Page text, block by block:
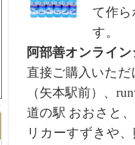
て作
す。
阿部善オンライ
直接ご購入いた
（矢本駅前）、
道の駅 おおさと
リカーすずきや